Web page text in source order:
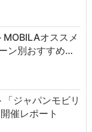
オススメ
ン別おすすめ…
ジャパンモビリ
催レポート